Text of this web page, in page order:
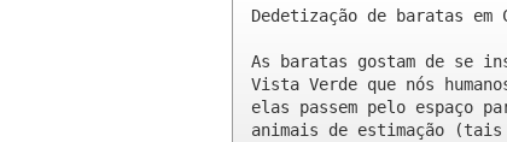
Dedetização de baratas
As baratas gostam de se
Vista Verde que nós
elas passem pelo espaço
animais de estimação